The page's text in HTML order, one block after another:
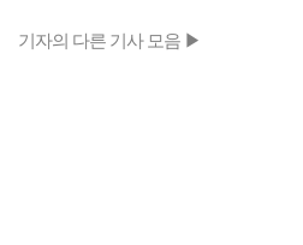
기자의 다른 기사 모음 ▶